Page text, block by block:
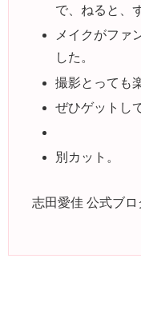
で、ねると、
メイクがファ
した。
撮影とっても
ぜひゲットし
別カット。
志田愛佳 公式ブロ